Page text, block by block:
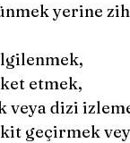
yerine
etmek,
veya dizi
geçirmek